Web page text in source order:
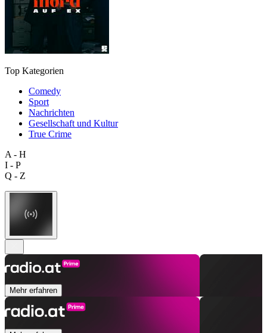
Top Kategorien
Comedy
Sport
Nachrichten
Gesellschaft und Kultur
True Crime
A - H
I - P
Q - Z
Mehr erfahren